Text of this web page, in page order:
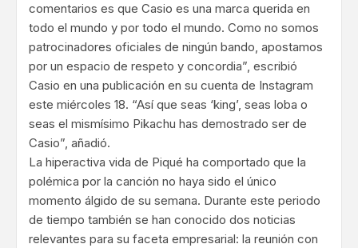
comentarios es que Casio es una marca querida en
todo el mundo y por todo el mundo. Como no somos
patrocinadores oficiales de ningún bando, apostamos
por un espacio de respeto y concordia”, escribió
Casio en una publicación en su cuenta de Instagram
este miércoles 18. “Así que seas ‘king’, seas loba o
seas el mismísimo Pikachu has demostrado ser de
Casio”, añadió.
La hiperactiva vida de Piqué ha comportado que la
polémica por la canción no haya sido el único
momento álgido de su semana. Durante este periodo
de tiempo también se han conocido dos noticias
relevantes para su faceta empresarial: la reunión con